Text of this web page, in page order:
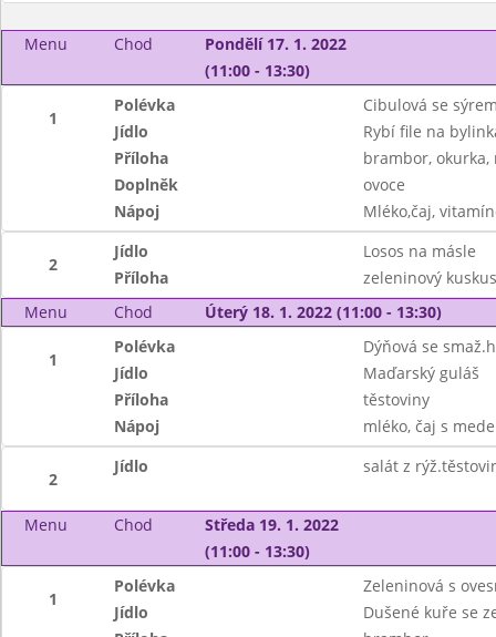
Menu Chod
Pondělí 17. 1. 2022
(11:00 - 13:30)
1
Polévka
Cibulová se
Jídlo
Rybí file na
Příloha
brambor, okurka,
Doplněk
ovoce
Nápoj
Mléko,čaj,
2
Jídlo
Losos na másle
Příloha
zeleninový kuskus
Menu
Chod Úterý 18. 1. 2022 (11:00 - 13:30)
1
Polévka
Dýňová se
Jídlo
Maďarský guláš
Příloha
těstoviny
Nápoj
mléko, čaj s
2
Jídlo salát z
Menu Chod
Středa 19. 1. 2022
(11:00 - 13:30)
1
Polévka
Zeleninová s
Jídlo
Dušené kuře se